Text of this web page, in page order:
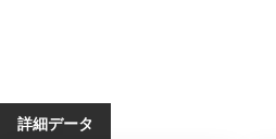
詳細データ